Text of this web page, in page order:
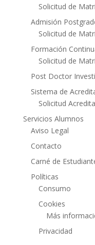
Solicitud de
Admisión
Solicitud de
Formación
Solicitud de
Post Doctor
Sistema de
Solicitud
Servicios Alumnos
Aviso Legal
Contacto
Carné de
Políticas
Consumo
Cookies
Más
Privacidad